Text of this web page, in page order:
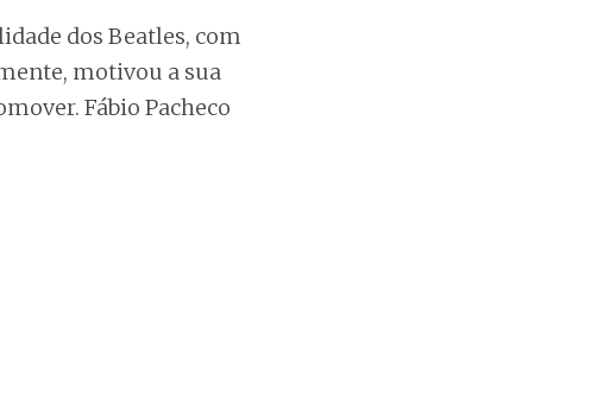
dos Beatles, com
motivou a sua
Fábio Pacheco